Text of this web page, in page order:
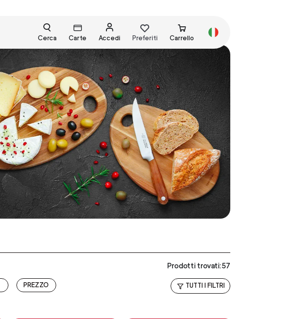
Cerca Carte Accedi Preferiti Carrello
Prodotti trovati:57
PREZZO
TUTTI I FILTRI